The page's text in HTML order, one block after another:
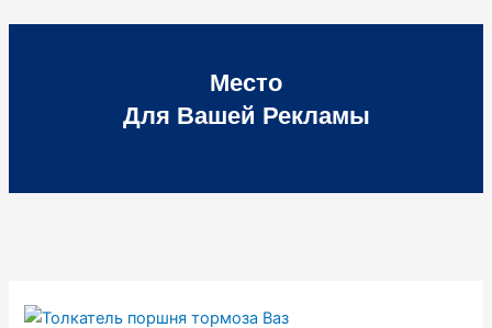
Место
Для Вашей Рекламы
Количество